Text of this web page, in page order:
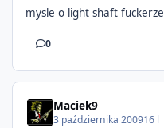
mysle o light shaft fuckerze
0
Maciek9
3 października 200916 l